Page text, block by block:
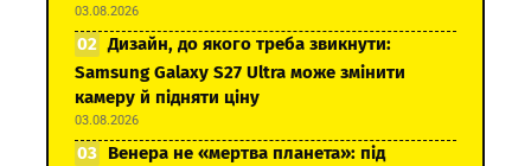
03.08.2026
Дизайн, до якого треба звикнути:
Samsung Galaxy S27 Ultra може змінити
камеру й підняти ціну
03.08.2026
Венера не «мертва планета»: під